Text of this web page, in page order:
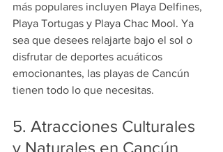
más populares incluyen Playa Delfines,
Playa Tortugas y Playa Chac Mool. Ya
sea que desees relajarte bajo el sol o
disfrutar de deportes acuáticos
emocionantes, las playas de Cancún
tienen todo lo que necesitas.
5. Atracciones Culturales
y Naturales en Cancún